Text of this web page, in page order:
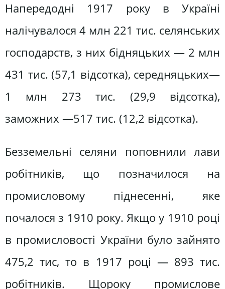
Напередодні 1917 року в Україні
налічувалося 4 млн 221 тис. селянських
господарств, з них бідняцьких — 2 млн
431 тис. (57,1 відсотка), середняцьких—
1 млн 273 тис. (29,9 відсотка),
заможних —517 тис. (12,2 відсотка).
Безземельні селяни поповнили лави
робітників, що позначилося на
промисловому піднесенні, яке
почалося з 1910 року. Якщо у 1910 році
в промисловості України було зайнято
475,2 тис, то в 1917 році — 893 тис.
робітників. Щороку промислове